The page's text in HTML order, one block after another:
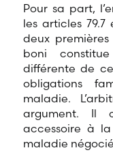
Pour sa part,
les articles 79.7
deux
boni
différente de
obligations
maladie.
argument. Il
accessoire à
maladie